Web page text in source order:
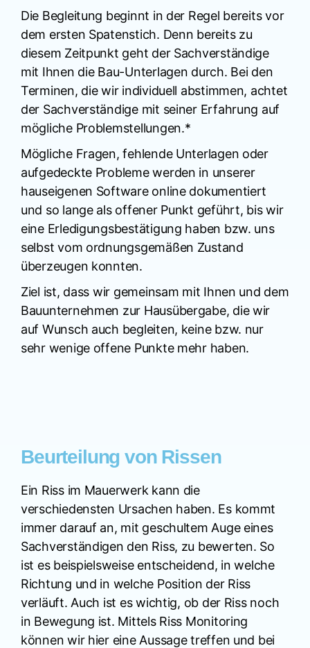
Die Begleitung beginnt in der Regel bereits vor
dem ersten Spatenstich. Denn bereits zu
diesem Zeitpunkt geht der Sachverständige
mit Ihnen die Bau-Unterlagen durch. Bei den
Terminen, die wir individuell abstimmen, achtet
der Sachverständige mit seiner Erfahrung auf
mögliche Problemstellungen.*
Mögliche Fragen, fehlende Unterlagen oder
aufgedeckte Probleme werden in unserer
hauseigenen Software online dokumentiert
und so lange als offener Punkt geführt, bis wir
eine Erledigungsbestätigung haben bzw. uns
selbst vom ordnungsgemäßen Zustand
überzeugen konnten.
Ziel ist, dass wir gemeinsam mit Ihnen und dem
Bauunternehmen zur Hausübergabe, die wir
auf Wunsch auch begleiten, keine bzw. nur
sehr wenige offene Punkte mehr haben.
Beurteilung von Rissen
Ein Riss im Mauerwerk kann die
verschiedensten Ursachen haben. Es kommt
immer darauf an, mit geschultem Auge eines
Sachverständigen den Riss, zu bewerten. So
ist es beispielsweise entscheidend, in welche
Richtung und in welche Position der Riss
verläuft. Auch ist es wichtig, ob der Riss noch
in Bewegung ist. Mittels Riss Monitoring
können wir hier eine Aussage treffen und bei